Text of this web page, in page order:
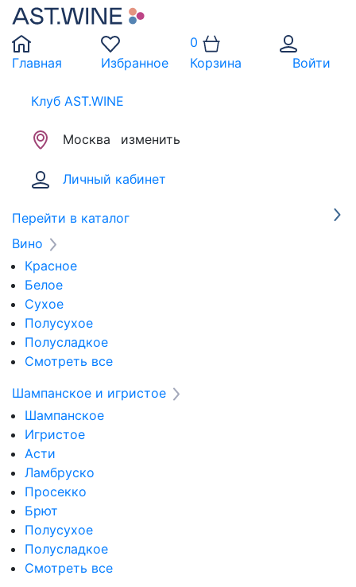
Главная Избранное
0
Корзина
Войти
Клуб AST.WINE
Москва изменить
Личный кабинет
Перейти в каталог
Вино
Красное
Белое
Сухое
Полусухое
Полусладкое
Смотреть все
Шампанское и игристое
Шампанское
Игристое
Асти
Ламбруско
Просекко
Брют
Полусухое
Полусладкое
Смотреть все